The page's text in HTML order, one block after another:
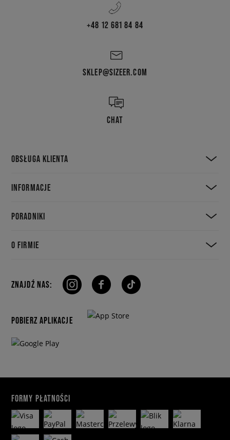
+48 12 681 84 84
SKLEP@SIZEER.COM
CHAT
OBSŁUGA KLIENTA
INFORMACJE
PORADNIKI
O FIRMIE
ZNAJDŹ NAS:
POBIERZ APLIKACJE
FORMY PŁATNOŚCI